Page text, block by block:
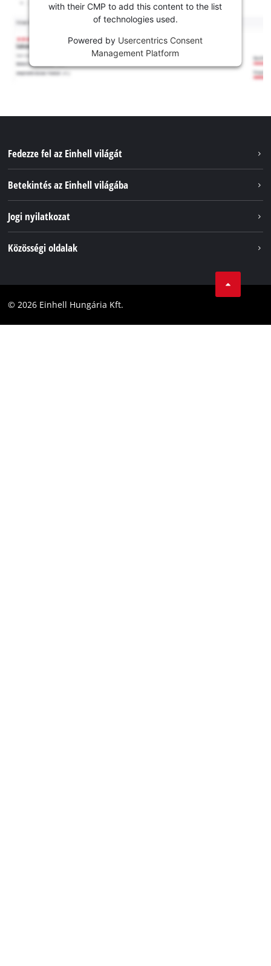
with their CMP to add this content to the list
of technologies used.
Powered by Usercentrics Consent
Management Platform
Fedezze fel az Einhell világát
Betekintés az Einhell világába
Az Einhell világszerte
Jogi nyilatkozat
Akadálymentesítési Nyilatkozat
Közösségi oldalak
Facebook
© 2026 Einhell Hungária Kft.